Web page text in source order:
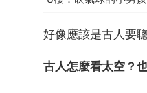
好像應該是古人要
古人怎麼看太空？